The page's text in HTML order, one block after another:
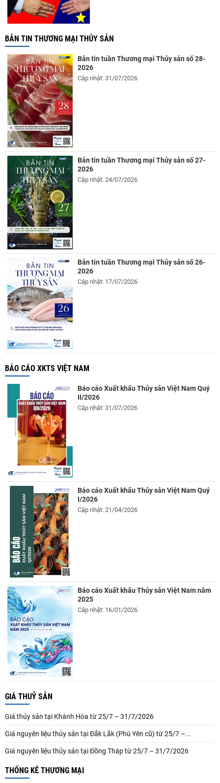
BẢN TIN THƯƠNG MẠI THỦY SẢN
Bản tin tuần Thương mại Thủy sản số 28-
2026
Cập nhật: 31/07/2026
Bản tin tuần Thương mại Thủy sản số 27-
2026
Cập nhật: 24/07/2026
Bản tin tuần Thương mại Thủy sản số 26-
2026
Cập nhật: 17/07/2026
BÁO CÁO XKTS VIỆT NAM
Báo cáo Xuất khẩu Thủy sản Việt Nam Quý
II/2026
Cập nhật: 31/07/2026
Báo cáo Xuất khẩu Thủy sản Việt Nam Quý
I/2026
Cập nhật: 21/04/2026
Báo cáo Xuất khẩu Thủy sản Việt Nam năm
2025
Cập nhật: 16/01/2026
GIÁ THUỶ SẢN
Giá thủy sản tại Khánh Hòa từ 25/7 – 31/7/2026
Giá nguyên liệu thủy sản tại Đắk Lắk (Phú Yên cũ) từ 25/7 –...
Giá nguyên liệu thủy sản tại Đồng Tháp từ 25/7 – 31/7/2026
THỐNG KÊ THƯƠNG MẠI